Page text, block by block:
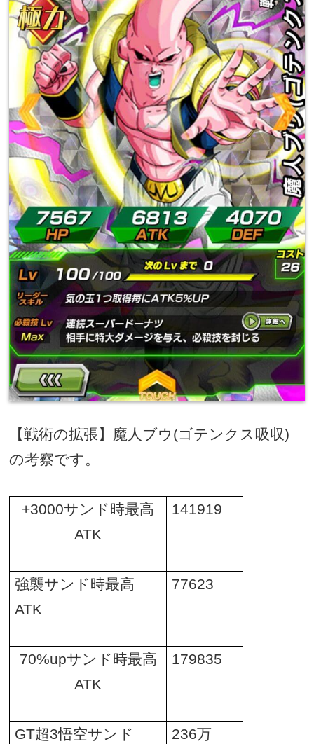
【戦術の拡張】魔人ブウ (ゴテンクス吸収)
の考察です。
+3000サンド時最高
ATK
141919
強襲サンド時最高
ATK
77623
70%upサンド時最高
ATK
179835
GT超3悟空サンド 236万